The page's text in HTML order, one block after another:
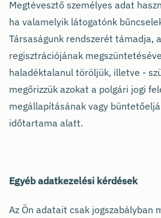
Megtévesztő személyes adat
ha valamelyik látogatónk
Társaságunk rendszerét támadja,
regisztrációjának
haladéktalanul töröljük, illetve -
megőrizzük azokat a polgári jogi
megállapításának vagy
időtartama alatt.
Egyéb adatkezelési kérdések
Az Ön adatait csak jogszabályban